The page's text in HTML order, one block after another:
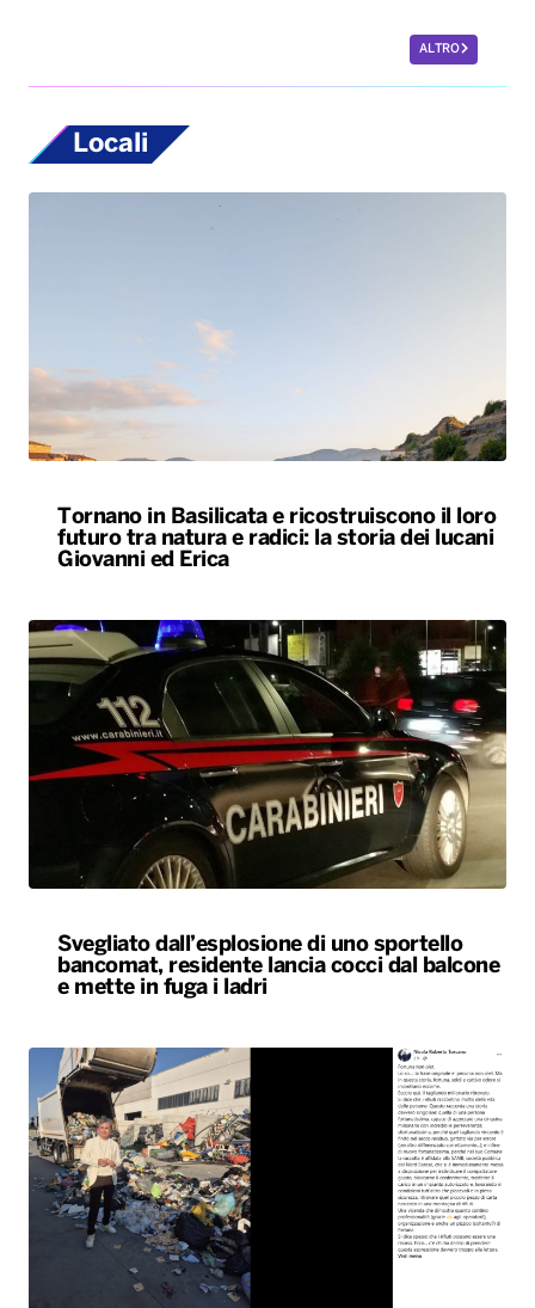
ALTRO
Locali
Tornano in Basilicata e ricostruiscono il loro
futuro tra natura e radici: la storia dei lucani
Giovanni ed Erica
Svegliato dall’esplosione di uno sportello
bancomat, residente lancia cocci dal balcone
e mette in fuga i ladri